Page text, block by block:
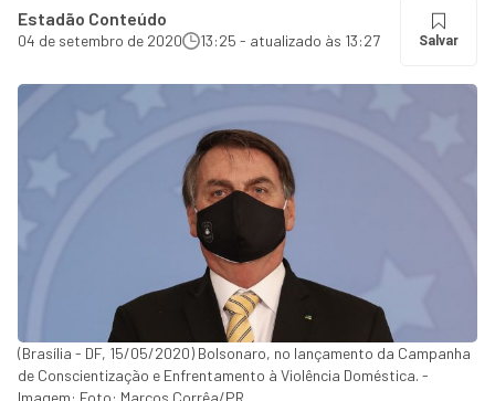
Estadão Conteúdo
04 de setembro de 2020 13:25 - atualizado às 13:27 Salvar
(Brasília - DF, 15/05/2020) Bolsonaro, no lançamento da Campanha
de Conscientização e Enfrentamento à Violência Doméstica. -
Imagem: Foto: Marcos Corrêa/PR